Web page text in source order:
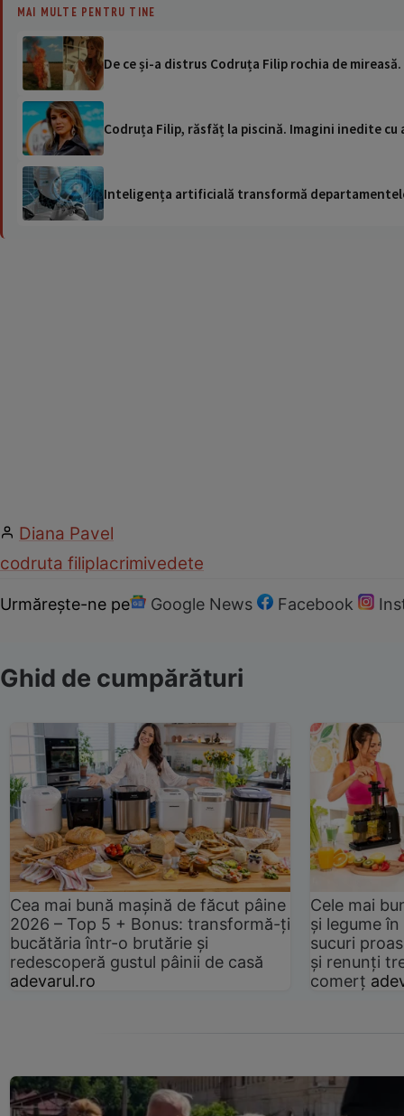
MAI MULTE PENTRU TINE
De ce și-a distrus Codruța Filip rochia de
Codruța Filip, răsfăț la piscină. Imagini inedite
Inteligența artificială transformă
Diana Pavel
codruta filiplacrimivedete
Urmărește-ne pe Google News Facebook
Ghid de cumpărături
Cea mai bună mașină de făcut pâine
2026 – Top 5 + Bonus: transformă-ți
bucătăria într-o brutărie și
redescoperă gustul pâinii de casă
adevarul.ro
Cele mai
și legume
sucuri
și renunți
comerț